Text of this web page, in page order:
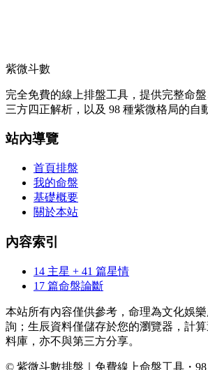
紫微斗數
完全免費的線上排盤工具，提供完整命盤
三方四正解析，以及 98 種紫微格局的自
站內導覽
首頁排盤
我的命盤
基礎概要
關於本站
內容索引
14 主星 + 41 篇星情
17 篇命盤論斷
本站所有內容僅供參考，命理為文化娛
詢；生辰資料僅儲存於您的瀏覽器，計
料庫，亦不與第三方分享。
© 紫微斗數排盤｜免費線上命盤工具・